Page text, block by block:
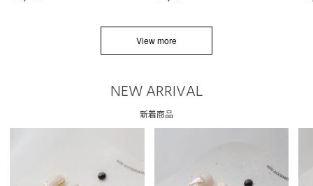
View more
NEW ARRIVAL
新着商品